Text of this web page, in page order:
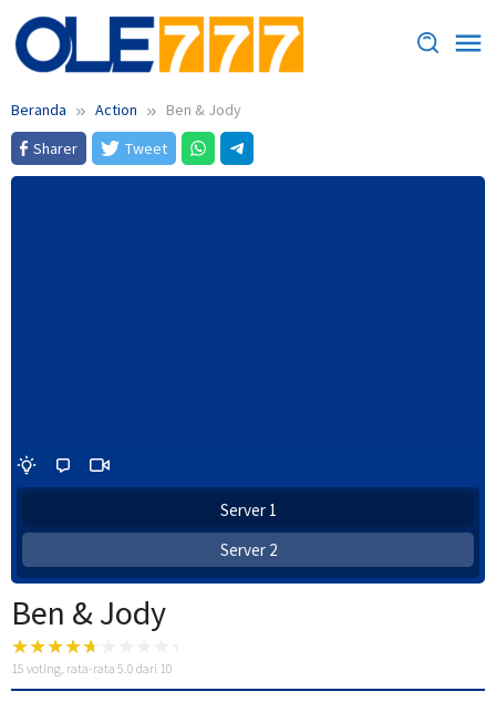
Loncat
ke
konten
Beranda Action
Ben & Jody
Sharer
Tweet
Server 1
Server 2
Ben & Jody
15 voting, rata-rata 5.0 dari 10